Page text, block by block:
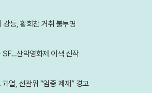
강등, 황희찬 거취 불투명
SF…산악영화제 이색 신작
열, 선관위 “엄중 제재” 경고